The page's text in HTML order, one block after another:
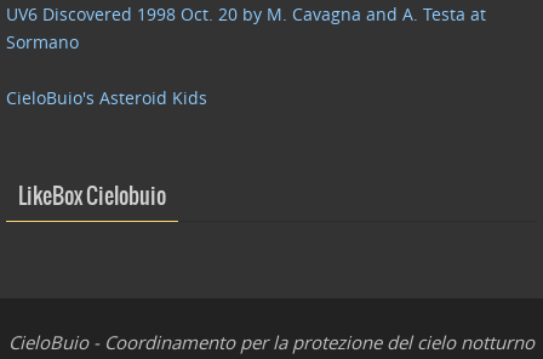
UV6 Discovered 1998 Oct. 20 by M. Cavagna and A. Testa at
Sormano
CieloBuio's Asteroid Kids
LikeBox Cielobuio
CieloBuio - Coordinamento per la protezione del cielo notturno